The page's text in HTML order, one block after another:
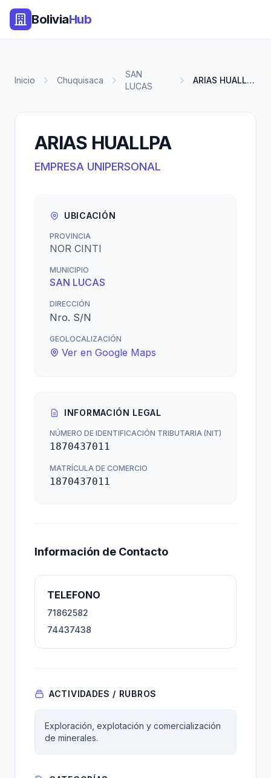
BoliviaHub
Inicio Chuquisaca
SAN
LUCAS
ARIAS HUALLPA
ARIAS HUALLPA
EMPRESA UNIPERSONAL
UBICACIÓN
PROVINCIA
NOR CINTI
MUNICIPIO
SAN LUCAS
DIRECCIÓN
Nro. S/N
GEOLOCALIZACIÓN
Ver en Google Maps
INFORMACIÓN LEGAL
NÚMERO DE IDENTIFICACIÓN TRIBUTARIA (NIT)
1870437011
MATRÍCULA DE COMERCIO
1870437011
Información de Contacto
TELEFONO
71862582
74437438
ACTIVIDADES / RUBROS
Exploración, explotación y comercialización
de minerales.